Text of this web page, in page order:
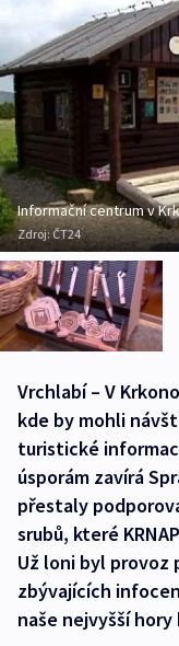
Informační centrum v
Zdroj:ČT24
Vrchlabí – V
kde by mohli
turistické
úsporám zavírá
přestaly
srubů, které
Už loni byl provoz
zbývajících
naše nejvyšší